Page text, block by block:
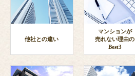
他社との違い
マンションが
売れない理由の
Best3